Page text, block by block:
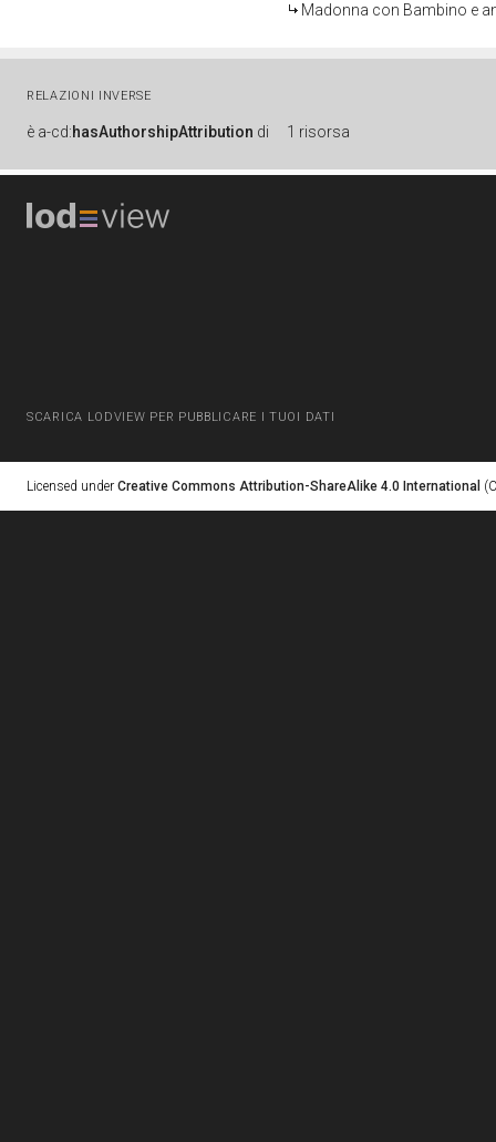
Madonna con Bambino e
RELAZIONI INVERSE
è a-cd:hasAuthorshipAttribution di 1 risorsa
SCARICA LODVIEW PER PUBBLICARE I TUOI DATI
Licensed under Creative Commons Attribution-ShareAlike 4.0 International